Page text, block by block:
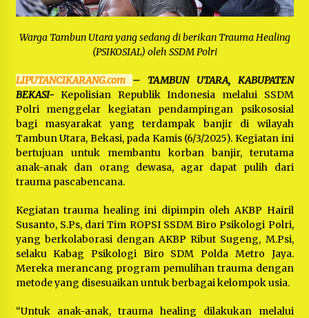
Warga Tambun Utara yang sedang di berikan Trauma Healing
(PSIKOSIAL) oleh SSDM Polri
LIPUTANCIKARANG.com – TAMBUN UTARA, KABUPATEN
BEKASI-Kepolisian Republik Indonesia melalui SSDM
Polri menggelar kegiatan pendampingan psikososial
bagi masyarakat yang terdampak banjir di wilayah
Tambun Utara, Bekasi, pada Kamis (6/3/2025). Kegiatan ini
bertujuan untuk membantu korban banjir, terutama
anak-anak dan orang dewasa, agar dapat pulih dari
trauma pascabencana.
Kegiatan trauma healing ini dipimpin oleh AKBP Hairil
Susanto, S.Ps, dari Tim ROPSI SSDM Biro Psikologi Polri,
yang berkolaborasi dengan AKBP Ribut Sugeng, M.Psi,
selaku Kabag Psikologi Biro SDM Polda Metro Jaya.
Mereka merancang program pemulihan trauma dengan
metode yang disesuaikan untuk berbagai kelompok usia.
“Untuk anak-anak, trauma healing dilakukan melalui